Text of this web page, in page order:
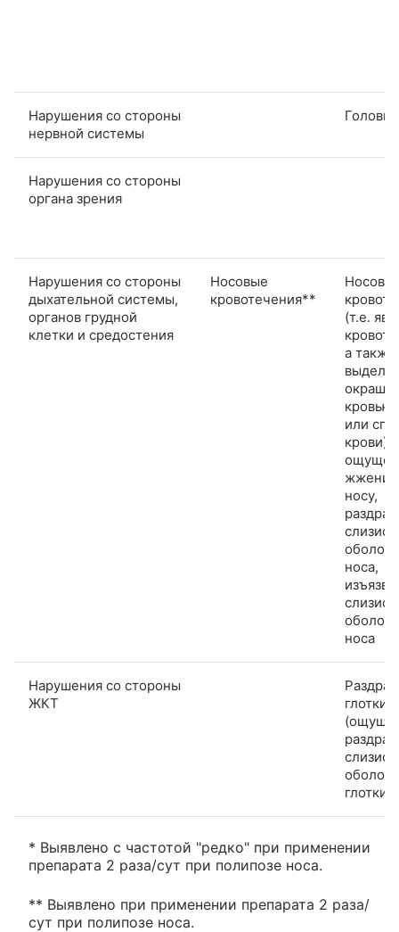
Нарушения со стороны
нервной системы
Нарушения со стороны
органа зрения
Нарушения со стороны
дыхательной системы,
органов грудной
клетки и средостения
Носовые
кровотечения**
(т.е.
а также
кровью
или
крови),
жжения
носу,
носа,
носа
Нарушения со стороны
ЖКТ
глотки
* Выявлено с частотой "редко" при применении
препарата 2 раза/сут при полипозе носа.
** Выявлено при применении препарата 2 раза/
сут при полипозе носа.